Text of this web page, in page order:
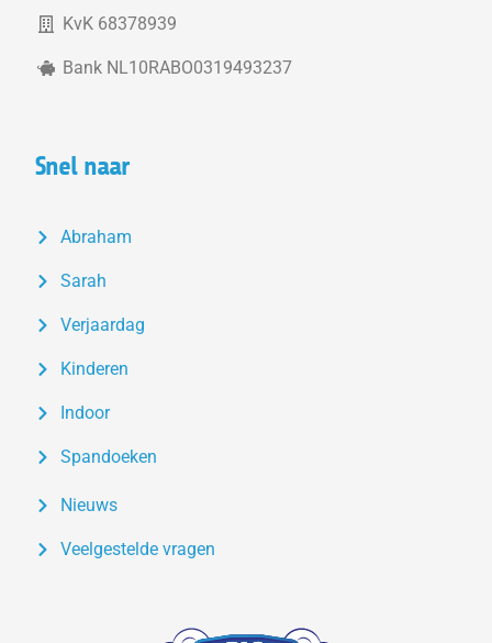
KvK 68378939
Bank NL10RABO0319493237
Snel naar
Abraham
Sarah
Verjaardag
Kinderen
Indoor
Spandoeken
Nieuws
Veelgestelde vragen